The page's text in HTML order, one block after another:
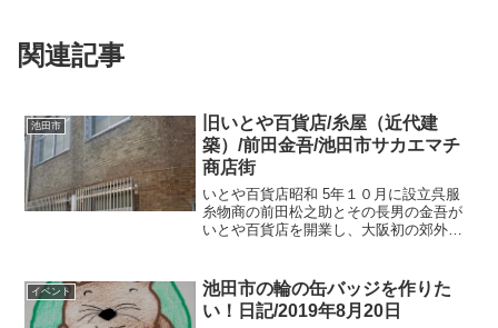
関連記事
池田市
旧いとや百貨店/糸屋（近代建
築）/前田金吾/池田市サカエマチ
商店街
いとや百貨店昭和 5年１０月に設立呉服
糸物商の前田松之助とその長男の金吾が
いとや百貨店を開業し、大阪初の郊外百
ンクリート造りの三階建てビル（前部）
木造２階立て（後部）社...
イベント
池田市の輪の缶バッジを作りた
い！日記/2019年8月20日